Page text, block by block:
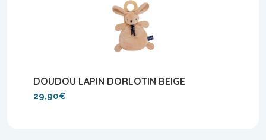
DOUDOU LAPIN DORLOTIN BEIGE
29,90€